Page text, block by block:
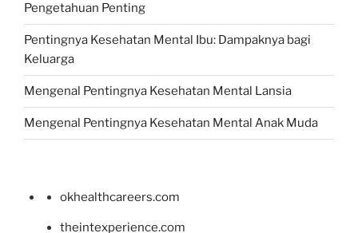
Pengetahuan Penting
Pentingnya Kesehatan Mental Ibu: Dampaknya bagi
Keluarga
Mengenal Pentingnya Kesehatan Mental Lansia
Mengenal Pentingnya Kesehatan Mental Anak Muda
okhealthcareers.com
theintexperience.com